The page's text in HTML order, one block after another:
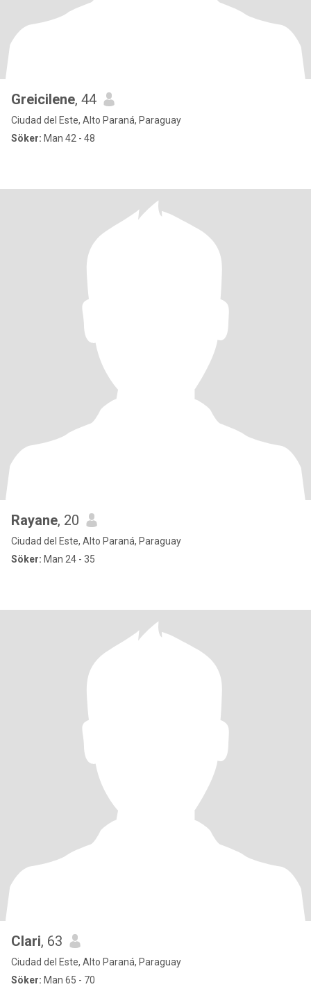
Greicilene, 44
Ciudad del Este, Alto Paraná, Paraguay
Söker: Man 42 - 48
Rayane, 20
Ciudad del Este, Alto Paraná, Paraguay
Söker: Man 24 - 35
Clari, 63
Ciudad del Este, Alto Paraná, Paraguay
Söker: Man 65 - 70